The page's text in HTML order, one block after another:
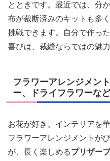
とときです。最近では、分
布が裁断済みのキットも多
挑戦できます。自分で作っ
喜びは、裁縫ならではの魅力
フラワーアレンジメン
ー、ドライフラワーなど
お花が好き、インテリアを
フラワーアレンジメントが
が、長く楽しめるプリザー